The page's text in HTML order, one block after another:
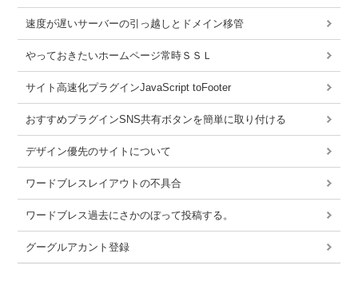
速度が遅いサーバーの引っ越しとドメイン移管
やっておきたいホームページ常時ＳＳＬ
サイト高速化プラグインJavaScript toFooter
おすすめプラグインSNS共有ボタンを簡単に取り付ける
デザイン優先のサイトについて
ワードブレスレイアウトの不具合
ワードブレス過去にさかのぼって投稿する。
グーグルアカント登録